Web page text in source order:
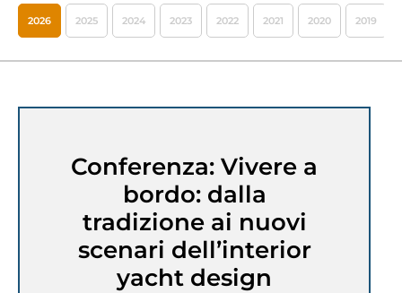
2026 2025 2024 2023 2022 2021 2020 2019
Conferenza: Vivere a
bordo: dalla
tradizione ai nuovi
scenari dell’interior
yacht design